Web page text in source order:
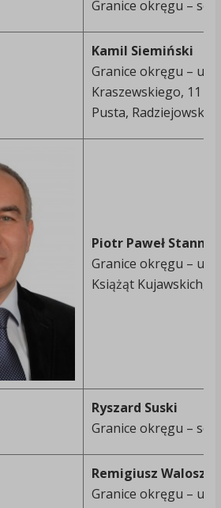
Granice okręgu –
Kamil Siemiński
Granice okręgu –
Kraszewskiego, 11
Pusta,
Piotr Paweł Stanny
Granice okręgu –
Książąt Kujawskich,
Ryszard Suski
Granice okręgu –
Remigiusz Waloszek
Granice okręgu –